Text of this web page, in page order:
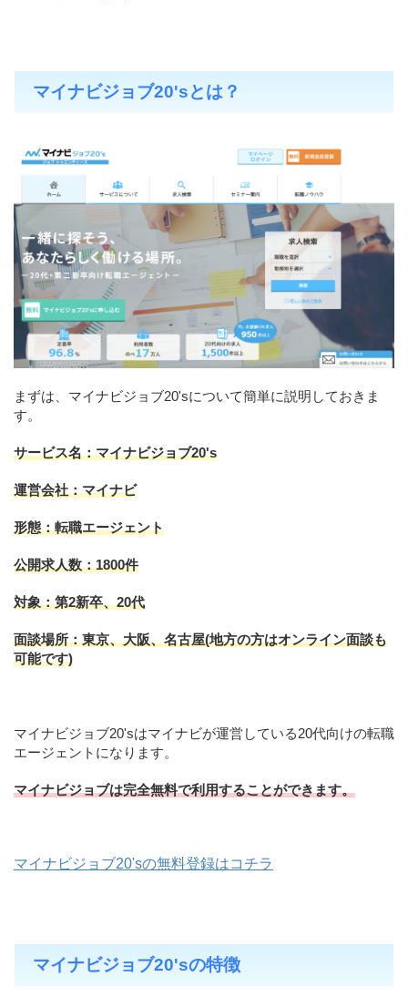
マイナビジョブ20'sとは？
まずは、マイナビジョブ20'sについて簡単に説明しておきま
す。
サービス名：マイナビジョブ20's
運営会社：マイナビ
形態：転職エージェント
公開求人数：1800件
対象：第2新卒、20代
面談場所：東京、大阪、名古屋(地方の方はオンライン面談も
可能です)
マイナビジョブ20'sはマイナビが運営している20代向けの転職
エージェントになります。
マイナビジョブは完全無料で利用することができます。
マイナビジョブ20'sの無料登録はコチラ
マイナビジョブ20'sの特徴